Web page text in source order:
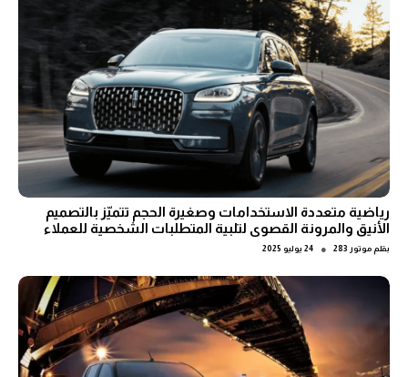
رياضية متعددة الاستخدامات وصغيرة الحجم تتميّز بالتصميم
الأنيق والمرونة القصوى لتلبية المتطلبات الشخصية للعملاء
بقلم موتور 283 ● 24 يوليو 2025